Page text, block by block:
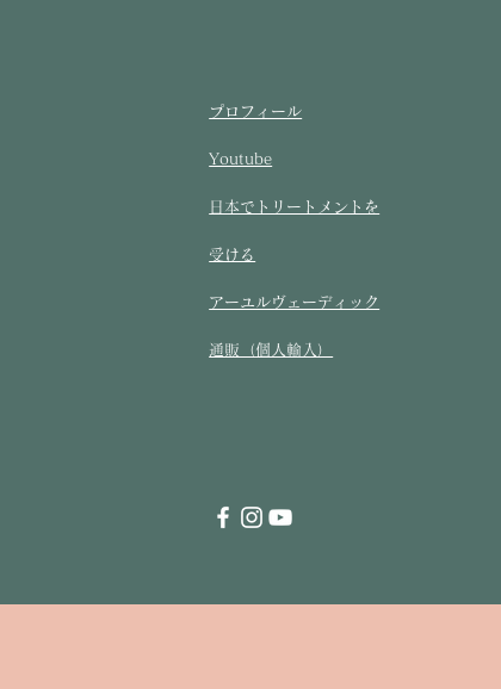
プロフィール
Youtube
​日本でトリートメントを
受ける​
アーユルヴェーディック
通販（個人輸入）